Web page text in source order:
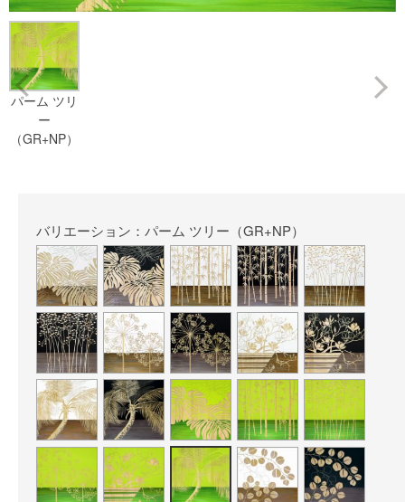
パーム ツリ
ー
（GR+NP）
Prev
バリエーション：パーム ツリー（GR+NP）